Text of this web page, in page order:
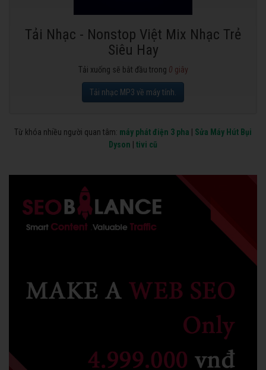
Tải Nhạc - Nonstop Việt Mix Nhạc Trẻ
Siêu Hay
Tải xuống sẽ bắt đầu trong 0 giây
Tải nhạc MP3 về máy tính.
Từ khóa nhiều người quan tâm: máy phát điện 3 pha
Sửa Máy Hút Bụi
Dyson
tivi cũ